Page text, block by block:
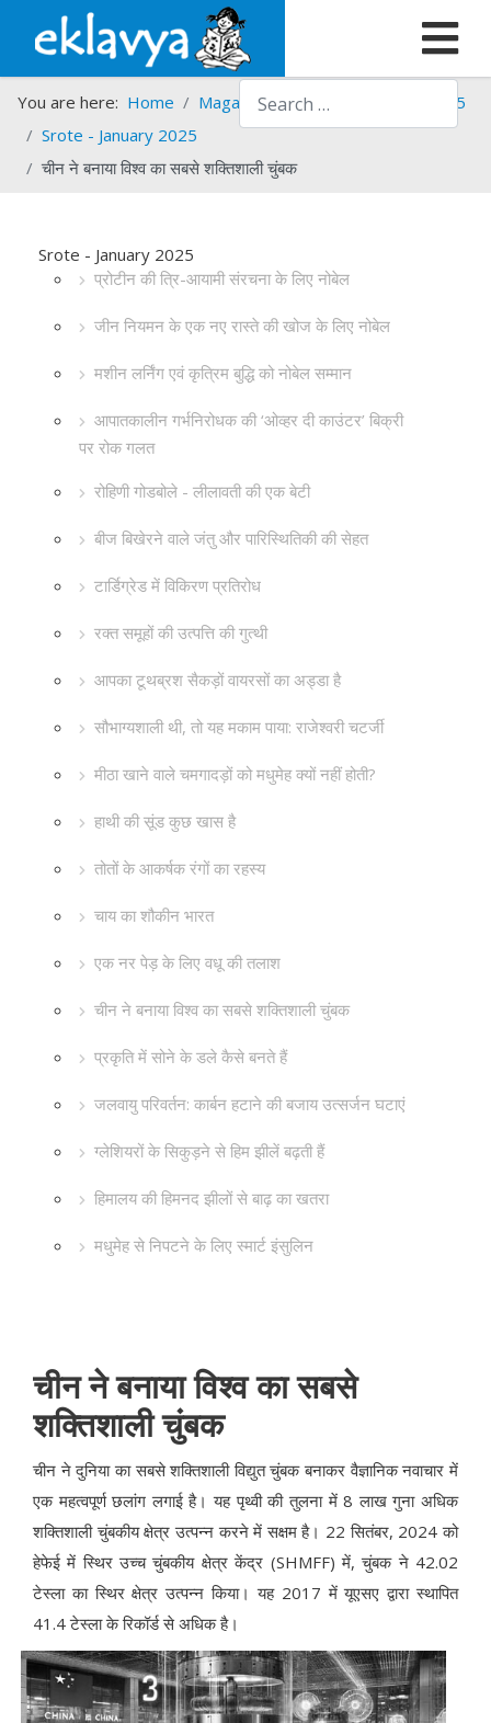
Search
You are here: Home Magazines Srote
Srote - 2025
Srote - January 2025
चीन ने बनाया विश्व का सबसे शक्तिशाली चुंबक
Srote - January 2025
प्रोटीन की त्रि-आयामी संरचना के लिए नोबेल
जीन नियमन के एक नए रास्ते की खोज के लिए नोबेल
मशीन लर्निंग एवं कृत्रिम बुद्धि को नोबेल सम्मान
आपातकालीन गर्भनिरोधक की ‘ओव्हर दी काउंटर’ बिक्री
पर रोक गलत
रोहिणी गोडबोले - लीलावती की एक बेटी
बीज बिखेरने वाले जंतु और पारिस्थितिकी की सेहत
टार्डिग्रेड में विकिरण प्रतिरोध
रक्त समूहों की उत्पत्ति की गुत्थी
आपका टूथब्रश सैकड़ों वायरसों का अड्डा है
सौभाग्यशाली थी, तो यह मकाम पाया: राजेश्वरी चटर्जी
मीठा खाने वाले चमगादड़ों को मधुमेह क्यों नहीं होती?
हाथी की सूंड कुछ खास है
तोतों के आकर्षक रंगों का रहस्य
चाय का शौकीन भारत
एक नर पेड़ के लिए वधू की तलाश
चीन ने बनाया विश्व का सबसे शक्तिशाली चुंबक
प्रकृति में सोने के डले कैसे बनते हैं
जलवायु परिवर्तन: कार्बन हटाने की बजाय उत्सर्जन घटाएं
ग्लेशियरों के सिकुड़ने से हिम झीलें बढ़ती हैं
हिमालय की हिमनद झीलों से बाढ़ का खतरा
मधुमेह से निपटने के लिए स्मार्ट इंसुलिन
चीन ने बनाया विश्व का सबसे
शक्तिशाली चुंबक
चीन ने दुनिया का सबसे शक्तिशाली विद्युत चुंबक बनाकर वैज्ञानिक नवाचार में
एक महत्वपूर्ण छलांग लगाई है। यह पृथ्वी की तुलना में 8 लाख गुना अधिक
शक्तिशाली चुंबकीय क्षेत्र उत्पन्न करने में सक्षम है। 22 सितंबर, 2024 को
हेफेई में स्थिर उच्च चुंबकीय क्षेत्र केंद्र (SHMFF) में, चुंबक ने 42.02
टेस्ला का स्थिर क्षेत्र उत्पन्न किया। यह 2017 में यूएसए द्वारा स्थापित
41.4 टेस्ला के रिकॉर्ड से अधिक है।